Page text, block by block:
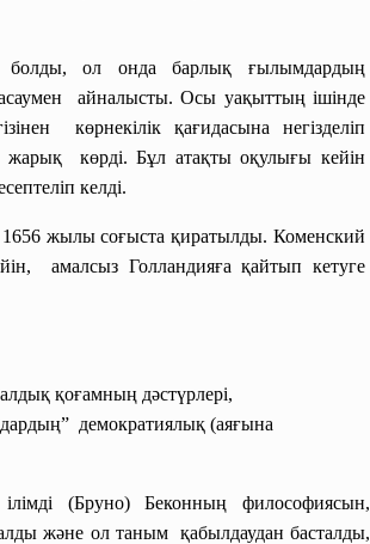
болды, ол онда барлықғылымдардың
айналысты. Осы уақыттың ішінде
көрнекілік қағидасынанегізделіп
көрді. Бұл атақты оқулығыкейін
келді.
жылы соғыста қиратылды.Коменский
амалсыз Голландияға қайтыпкетуге
қоғамның дәстүрлері,
демократиялық (аяғына
(Бруно) Беконның философиясын,
және ол таным қабылдаудан басталды,